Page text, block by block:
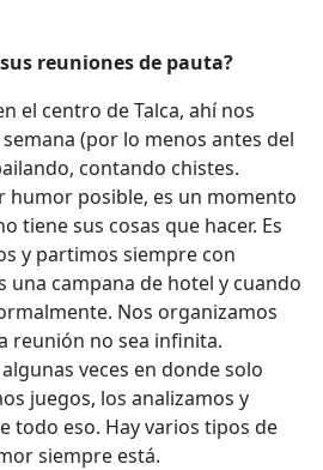
reuniones de pauta?
el centro de Talca, ahí nos
(por lo menos antes del
contando chistes.
humor posible, es un momento
tiene sus cosas que hacer. Es
y partimos siempre con
una campana de hotel y cuando
Nos organizamos
reunión no sea infinita.
veces en donde solo
juegos, los analizamos y
todo eso. Hay varios tipos de
siempre está.